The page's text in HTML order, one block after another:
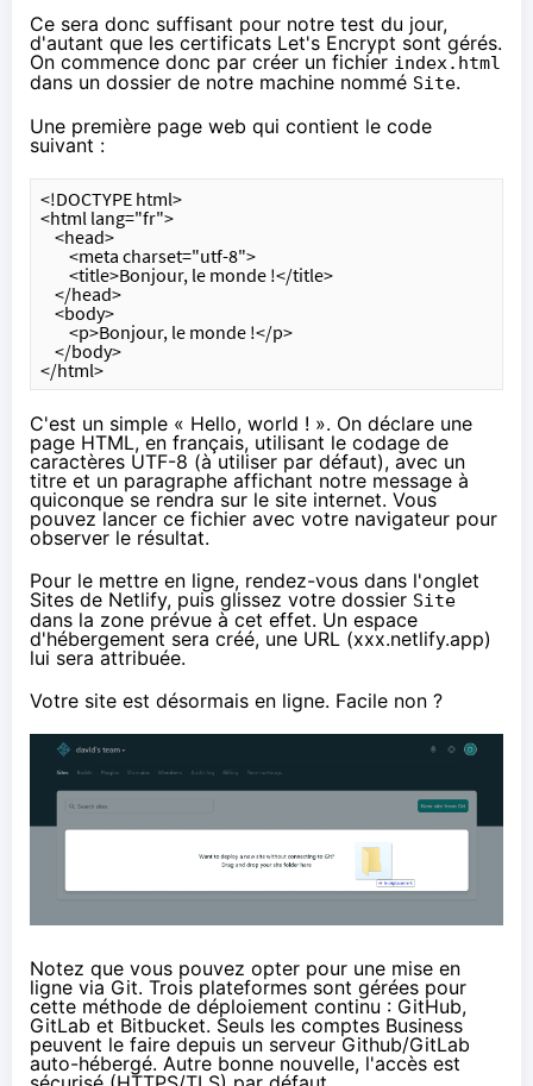
Ce sera donc suffisant pour notre test du jour,
d'autant que les certificats Let's Encrypt sont gérés.
On commence donc par créer un fichier index.html
dans un dossier de notre machine nommé Site.
Une première page web qui contient le code
suivant :
<!DOCTYPE html>
<html lang="fr">
    <head>
        <meta charset="utf-8">
        <title>Bonjour, le monde !</title>
    </head>
    <body>
        <p>Bonjour, le monde !</p>
    </body>
</html>
C'est un simple « Hello, world ! ». On déclare une
page HTML, en français, utilisant le codage de
caractères UTF-8 (à utiliser par défaut), avec un
titre et un paragraphe affichant notre message à
quiconque se rendra sur le site internet. Vous
pouvez lancer ce fichier avec votre navigateur pour
observer le résultat.
Pour le mettre en ligne, rendez-vous dans l'onglet
Sites de Netlify, puis glissez votre dossier Site
dans la zone prévue à cet effet. Un espace
d'hébergement sera créé, une URL (xxx.netlify.app)
lui sera attribuée.
Votre site est désormais en ligne. Facile non ?
Notez que vous pouvez opter pour une mise en
ligne via Git. Trois plateformes sont gérées pour
cette méthode de déploiement continu : GitHub,
GitLab et Bitbucket. Seuls les comptes Business
peuvent le faire depuis un serveur Github/GitLab
auto-hébergé. Autre bonne nouvelle, l'accès est